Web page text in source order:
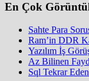
En Çok
Sahte Para
Ram’in DDR
Yazılım İş
Az Bilinen
Sql Tekrar